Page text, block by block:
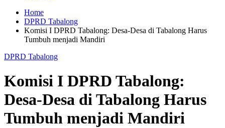
Home
DPRD Tabalong
Komisi I DPRD Tabalong: Desa-Desa di Tabalong Harus
Tumbuh menjadi Mandiri
DPRD Tabalong
Komisi I DPRD Tabalong:
Desa-Desa di Tabalong Harus
Tumbuh menjadi Mandiri